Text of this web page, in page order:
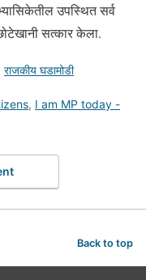
उपस्थित सर्व
छोटेखानी सत्कार केला.
राजकीय घडामोडी
, I am MP today -
Back to top